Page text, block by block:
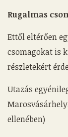
Rugalmas
Ettől eltérően
csomagokat is
részletekért
Utazás
ellenében)